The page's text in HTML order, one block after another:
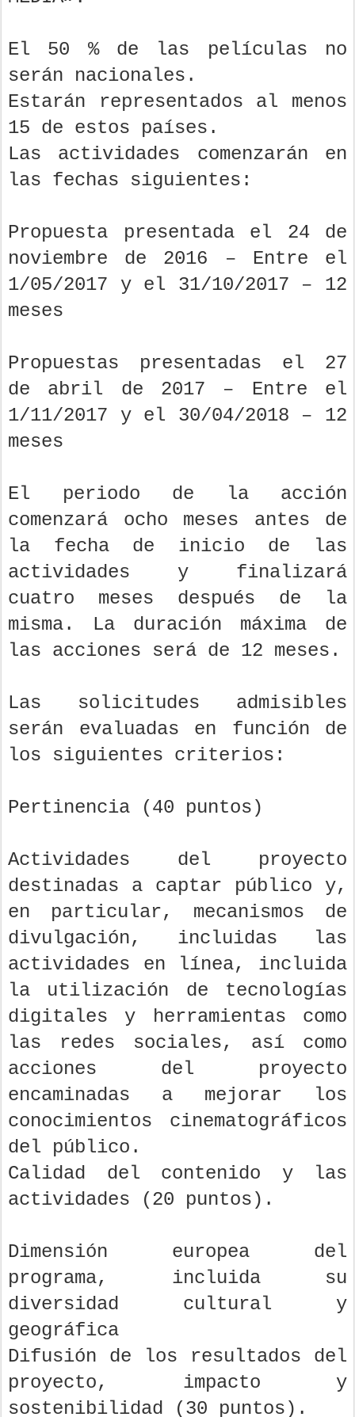
El 50 % de las películas no
serán nacionales.
Estarán representados al menos
15 de estos países.
Las actividades comenzarán en
las fechas siguientes:
Propuesta presentada el 24 de
noviembre de 2016 – Entre el
1/05/2017 y el 31/10/2017 – 12
meses
Propuestas presentadas el 27
de abril de 2017 – Entre el
1/11/2017 y el 30/04/2018 – 12
meses
El periodo de la acción
comenzará ocho meses antes de
la fecha de inicio de las
actividades y finalizará
cuatro meses después de la
misma. La duración máxima de
las acciones será de 12 meses.
Las solicitudes admisibles
serán evaluadas en función de
los siguientes criterios:
Pertinencia (40 puntos)
Actividades del proyecto
destinadas a captar público y,
en particular, mecanismos de
divulgación, incluidas las
actividades en línea, incluida
la utilización de tecnologías
digitales y herramientas como
las redes sociales, así como
acciones del proyecto
encaminadas a mejorar los
conocimientos cinematográficos
del público.
Calidad del contenido y las
actividades (20 puntos).
Dimensión europea del
programa, incluida su
diversidad cultural y
geográfica
Difusión de los resultados del
proyecto, impacto y
sostenibilidad (30 puntos).